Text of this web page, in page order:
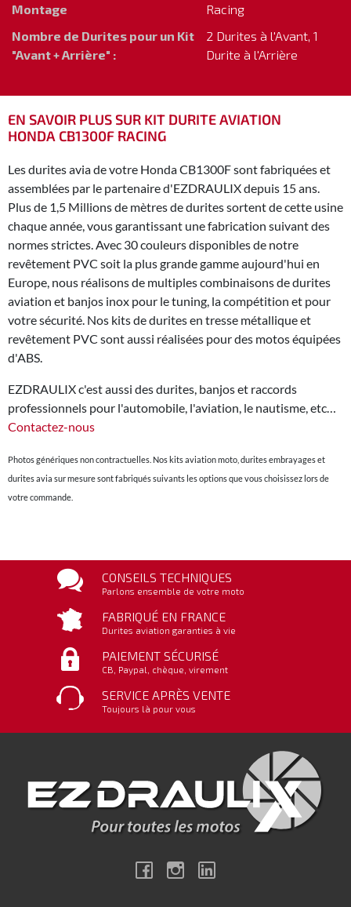
Montage
Racing
Nombre de Durites pour un Kit
"Avant + Arrière" :
2 Durites à l'Avant, 1
Durite à l'Arrière
EN SAVOIR PLUS SUR KIT DURITE AVIATION
HONDA CB1300F RACING
Les durites avia de votre Honda CB1300F sont fabriquées et
assemblées par le partenaire d'EZDRAULIX depuis 15 ans.
Plus de 1,5 Millions de mètres de durites sortent de cette usine
chaque année, vous garantissant une fabrication suivant des
normes strictes. Avec 30 couleurs disponibles de notre
revêtement PVC soit la plus grande gamme aujourd'hui en
Europe, nous réalisons de multiples combinaisons de durites
aviation et banjos inox pour le tuning, la compétition et pour
votre sécurité. Nos kits de durites en tresse métallique et
revêtement PVC sont aussi réalisées pour des motos équipées
d'ABS.
EZDRAULIX c'est aussi des durites, banjos et raccords
professionnels pour l'automobile, l'aviation, le nautisme, etc…
Contactez-nous
Photos génériques non contractuelles. Nos kits aviation moto, durites embrayages et
durites avia sur mesure sont fabriqués suivants les options que vous choisissez lors de
votre commande.
CONSEILS TECHNIQUES
Parlons ensemble de votre moto
FABRIQUÉ EN FRANCE
Durites aviation garanties à vie
PAIEMENT SÉCURISÉ
CB, Paypal, chèque, virement
SERVICE APRÈS VENTE
Toujours là pour vous
FacebookInstagram